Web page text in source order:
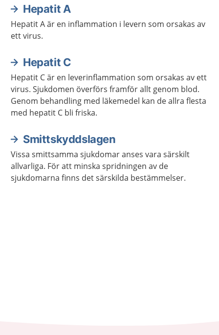
innehåller.
Hepatit A
Hepatit A är en inflammation i levern som orsakas av
ett virus.
Hepatit C
Hepatit C är en leverinflammation som orsakas av ett
virus. Sjukdomen överförs framför allt genom blod.
Genom behandling med läkemedel kan de allra flesta
med hepatit C bli friska.
Smittskyddslagen
Vissa smittsamma sjukdomar anses vara särskilt
allvarliga. För att minska spridningen av de
sjukdomarna finns det särskilda bestämmelser.